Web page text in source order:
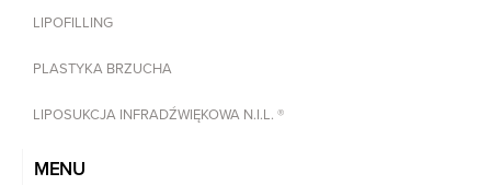
LIPOFILLING
PLASTYKA BRZUCHA
LIPOSUKCJA INFRADŹWIĘKOWA N.I.L. ®
MENU